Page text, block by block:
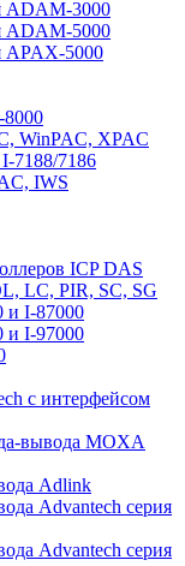
ADAM-3000
ADAM-5000
APAX-5000
WinPAC, XPAC
7188/7186
IWS
ICP DAS
LC, PIR, SC, SG
и I-87000
и I-97000
с интерфейсом
вывода MOXA
Adlink
Advantech серия
Advantech серия